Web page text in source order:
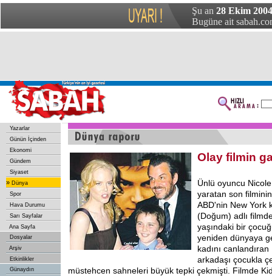
Şu an 28 Ekim
Bugüne ait
Yazarlar
Günün İçinden
Ekonomi
Gündem
Siyaset
» Dünya
Spor
Hava Durumu
Sarı Sayfalar
Ana Sayfa
Dosyalar
Arşiv
Etkinlikler
Günaydın
Olay filmin
Ünlü oyuncu
yaratan son
ABD'nin New York
(Doğum) adlı
yaşındaki bir
yeniden dünyaya
kadını
arkadaşı çocukla
müstehcen sahneleri büyük tepki çekmişti. Filmde